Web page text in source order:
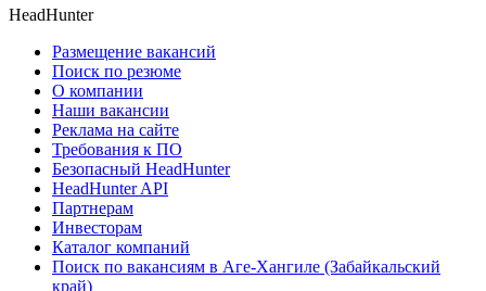
HeadHunter
Размещение вакансий
Поиск по резюме
О компании
Наши вакансии
Реклама на сайте
Требования к ПО
Безопасный HeadHunter
HeadHunter API
Партнерам
Инвесторам
Каталог компаний
Поиск по вакансиям в Аге-Хангиле (Забайкальский
край)